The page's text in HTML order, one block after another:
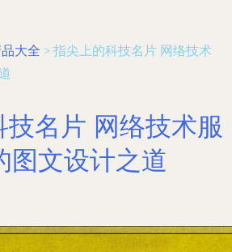
大全 > 指尖上的科技名片 网络技术
名片 网络技术服
图文设计之道